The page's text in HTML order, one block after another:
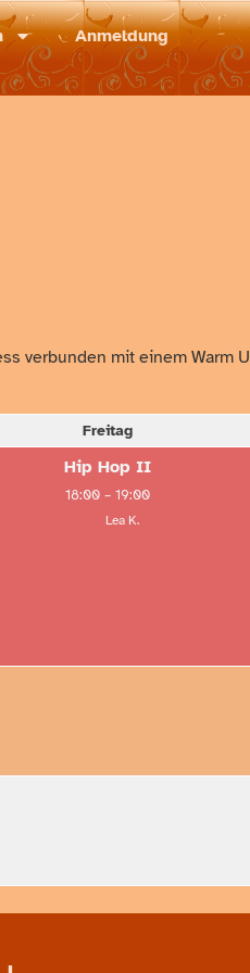
Anmeldung
verbunden mit einem Warm
Freitag
Hip Hop II
18:00 – 19:00
Lea K.